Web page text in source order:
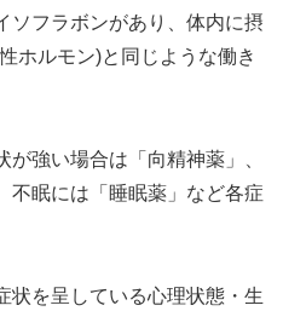
ソフラボンがあり、体内に摂
ホルモン)と同じような働き
が強い場合は「向精神薬」、
不眠には「睡眠薬」など各症
状を呈している心理状態・生